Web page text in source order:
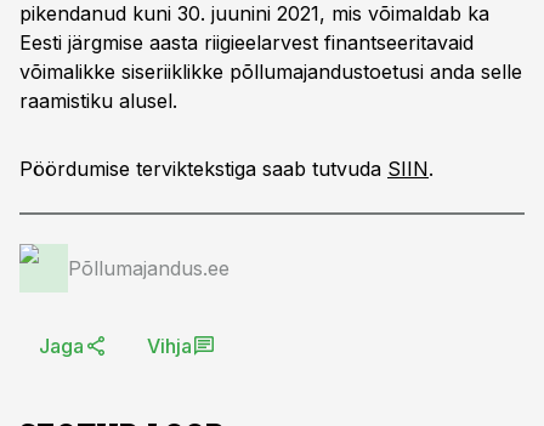
pikendanud kuni 30. juunini 2021, mis võimaldab ka
Eesti järgmise aasta riigieelarvest finantseeritavaid
võimalikke siseriiklikke põllumajandustoetusi anda selle
raamistiku alusel.
Pöördumise terviktekstiga saab tutvuda SIIN.
Põllumajandus.ee
Jaga Vihja